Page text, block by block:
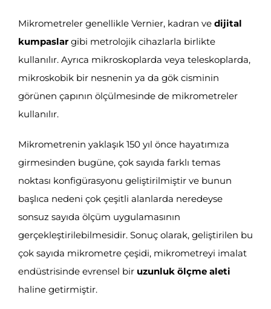
Mikrometreler genellikle Vernier, kadran vedijital
kumpaslargibi metrolojik cihazlarla birlikte
kullanılır. Ayrıca mikroskoplarda veya teleskoplarda,
mikroskobik bir nesnenin ya da gök cisminin
görünen çapının ölçülmesinde de mikrometreler
kullanılır.
Mikrometrenin yaklaşık 150 yıl önce hayatımıza
girmesinden bugüne, çok sayıda farklı temas
noktası konfigürasyonu geliştirilmiştir ve bunun
başlıca nedeni çok çeşitli alanlarda neredeyse
sonsuz sayıda ölçüm uygulamasının
gerçekleştirilebilmesidir. Sonuç olarak, geliştirilen bu
çok sayıda mikrometre çeşidi, mikrometreyi imalat
endüstrisinde evrensel bir uzunluk ölçme aleti
haline getirmiştir.